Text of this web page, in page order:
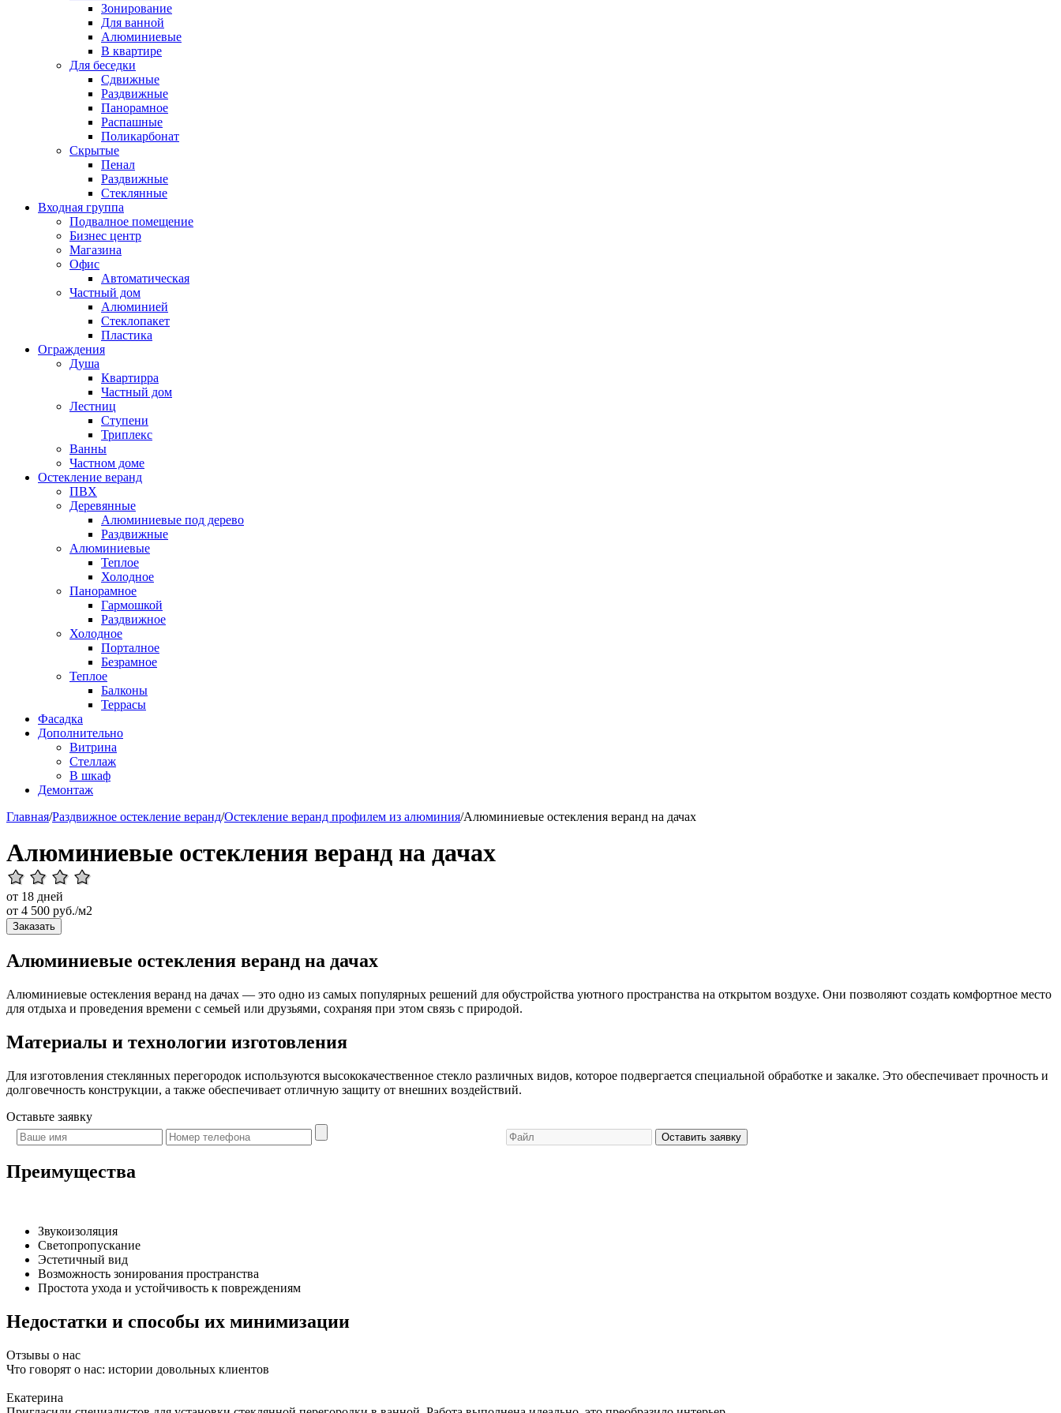
Зонирование
Для ванной
Алюминиевые
В квартире
Для беседки
Сдвижные
Раздвижные
Панорамное
Распашные
Поликарбонат
Скрытые
Пенал
Раздвижные
Стеклянные
Входная группа
Подвалное помещение
Бизнес центр
Магазина
Офис
Автоматическая
Частный дом
Алюминией
Стеклопакет
Пластика
Ограждения
Душа
Квартирра
Частный дом
Лестниц
Ступени
Триплекс
Ванны
Частном доме
Остекление веранд
ПВХ
Деревянные
Алюминиевые под дерево
Раздвижные
Алюминиевые
Теплое
Холодное
Панорамное
Гармошкой
Раздвижное
Холодное
Порталное
Безрамное
Теплое
Балконы
Террасы
Фасадка
Дополнительно
Витрина
Стеллаж
В шкаф
Демонтаж
Главная/Раздвижное остекление веранд/Остекление веранд профилем из алюминия/Алюминиевые остекления веранд на дачах
Алюминиевые остекления веранд на дачах
от 18 дней
от 4 500 руб./м2
Заказать
Алюминиевые остекления веранд на дачах
Алюминиевые остекления веранд на дачах — это одно из самых популярных решений для обустройства уютного пространства на открытом воздухе. Они позволяют создать комфортное место
для отдыха и проведения времени с семьей или друзьями, сохраняя при этом связь с природой.
Материалы и технологии изготовления
Для изготовления стеклянных перегородок используются высококачественное стекло различных видов, которое подвергается специальной обработке и закалке. Это обеспечивает прочность и
долговечность конструкции, а также обеспечивает отличную защиту от внешних воздействий.
Оставьте заявку
Оставить заявку
Преимущества
Звукоизоляция
Светопропускание
Эстетичный вид
Возможность зонирования пространства
Простота ухода и устойчивость к повреждениям
Недостатки и способы их минимизации
Отзывы о нас
Что говорят о нас: истории довольных клиентов
Екатерина